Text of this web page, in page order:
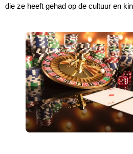
die ze heeft gehad op de cultuur en